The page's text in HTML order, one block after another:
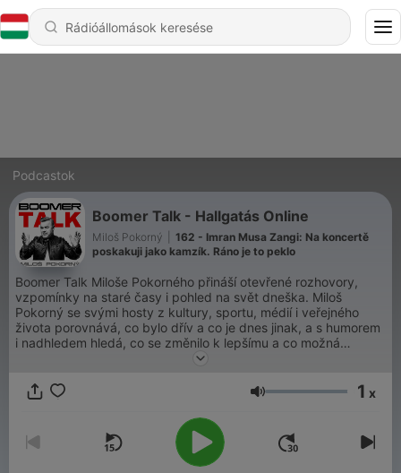
Podcastok
Boomer Talk - Hallgatás Online
Miloš Pokorný
162 - Imran Musa Zangi: Na koncertě
poskakuji jako kamzík. Ráno je to peklo
Boomer Talk Miloše Pokorného přináší otevřené rozhovory,
vzpomínky na staré časy i pohled na svět dneška. Miloš
Pokorný se svými hosty z kultury, sportu, médií i veřejného
života porovnává, co bylo dřív a co je dnes jinak, a s humorem
i nadhledem hledá, co se změnilo k lepšímu a co možná
zbytečně ztratilo hodnotu. Podcast nabízí osobní příběhy,
mluvit otevřeně. Boomer Talk zároveň ukazuje, že boomer
může být stále zvědavý, otevřený novým věcem a rozhodně
ne zahořklý. Vychází každé úterý v 10:00!
Hangerő 1 x